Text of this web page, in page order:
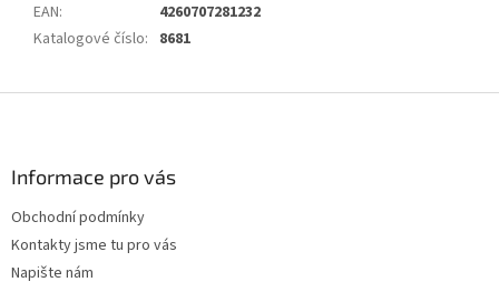
EAN:
4260707281232
Katalogové číslo: 8681
Informace pro vás
Obchodní podmínky
Kontakty jsme tu pro vás
Napište nám